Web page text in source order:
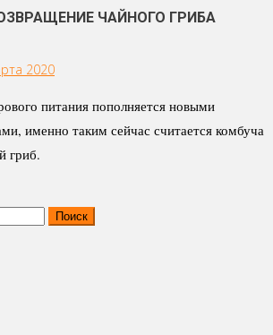
ЧАЙНОГО ГРИБА
2020
питания пополняется новыми
именно таким сейчас считается комбуча
гриб.